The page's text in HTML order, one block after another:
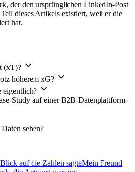
der den ursprünglichen LinkedIn-Post
dieses Artikels existiert, weil er die
hat.
(xT)?
höherem xG?
eigentlich?
Study auf einer B2B-Datenplattform-
sehen?
auf die Zahlen sagteMein Freund